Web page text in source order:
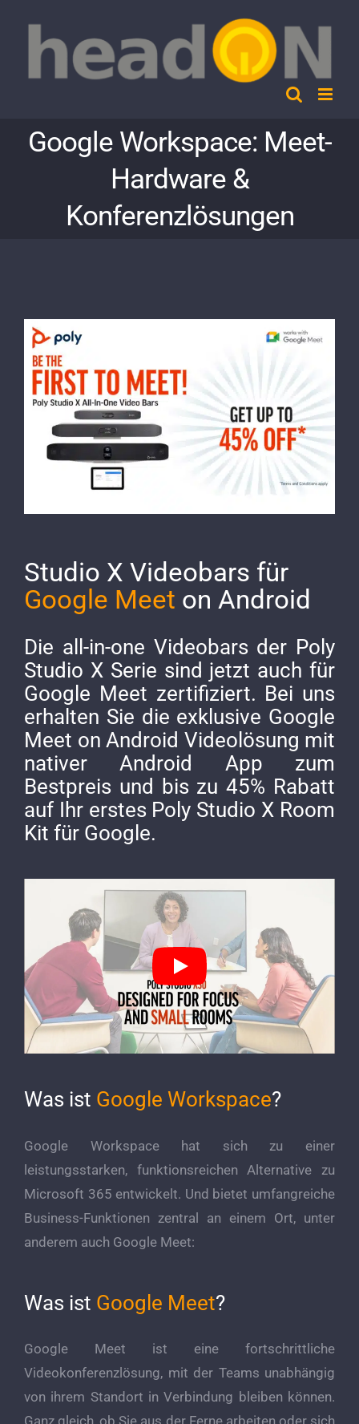
content
Google Workspace: Meet-
Hardware &
Konferenzlösungen
View
Larger
Image
Studio X Videobars für
Google Meet on Android
Die all-in-one Videobars der Poly
Studio X Serie sind jetzt auch für
Google Meet zertifiziert. Bei uns
erhalten Sie die exklusive Google
Meet on Android Videolösung mit
nativer Android App zum
Bestpreis und bis zu 45% Rabatt
auf Ihr erstes Poly Studio X Room
Kit für Google.
Was ist Google Workspace?
Google Workspace hat sich zu einer
leistungsstarken, funktionsreichen Alternative zu
Microsoft 365 entwickelt. Und bietet umfangreiche
Business-Funktionen zentral an einem Ort, unter
anderem auch Google Meet:
Was ist Google Meet?
Google Meet ist eine fortschrittliche
Videokonferenzlösung, mit der Teams unabhängig
von ihrem Standort in Verbindung bleiben können.